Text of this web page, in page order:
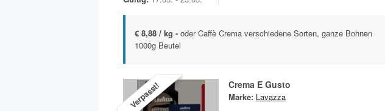
€ 8,88 / kg - oder Caffè Crema verschiedene Sorten, ganze Bohnen
1000g Beutel
Verpasst! Crema E Gusto
Marke: Lavazza